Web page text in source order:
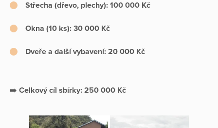
Střecha (dřevo, plechy): 100 000 Kč
Okna (10 ks): 30 000 Kč
Dveře a další vybavení: 20 000 Kč
➡️ Celkový cíl sbírky: 250 000 Kč